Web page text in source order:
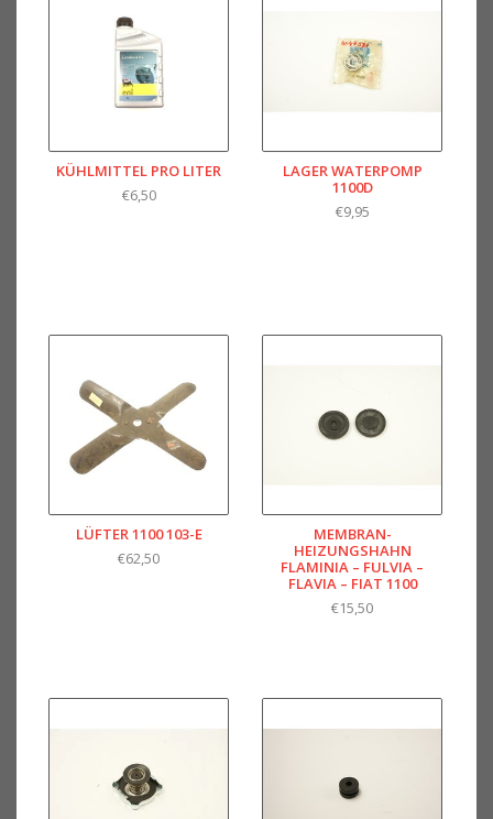
KÜHLMITTEL PRO LITER
€6,50
LAGER WATERPOMP
1100D
€9,95
LÜFTER 1100 103-E
€62,50
MEMBRAN-
HEIZUNGSHAHN
FLAMINIA – FULVIA –
FLAVIA – FIAT 1100
€15,50